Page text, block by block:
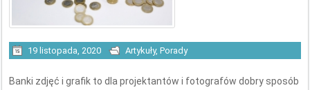
19 listopada, 2020 Artykuły,Porady
Banki zdjęć i grafik to dla projektantów i fotografów dobry sposób